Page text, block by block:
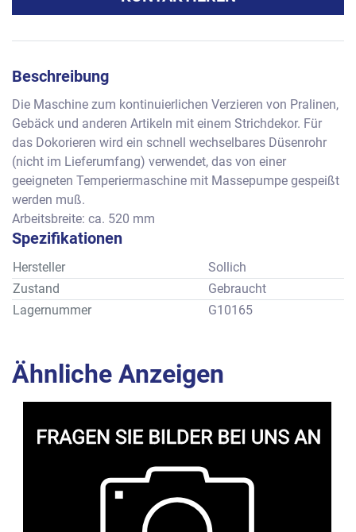
Beschreibung
Die Maschine zum kontinuierlichen Verzieren von Pralinen,
Gebäck und anderen Artikeln mit einem Strichdekor. Für
das Dokorieren wird ein schnell wechselbares Düsenrohr
(nicht im Lieferumfang) verwendet, das von einer
geeigneten Temperiermaschine mit Massepumpe gespeißt
werden muß.
Arbeitsbreite: ca. 520 mm
Spezifikationen
Hersteller
Sollich
Zustand
Gebraucht
Lagernummer
G10165
Ähnliche Anzeigen